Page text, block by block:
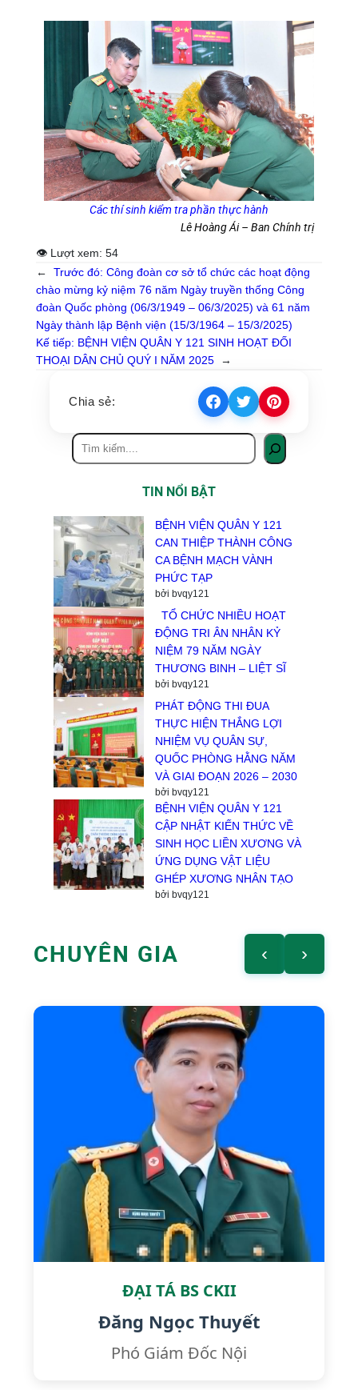
Các thí sinh kiểm tra phần thực hành
Lê Hoàng Ái – Ban Chính trị
👁 Lượt xem: 54
←
Trước đó: Công đoàn cơ sở tổ chức các hoạt động
chào mừng kỷ niệm 76 năm Ngày truyền thống Công
đoàn Quốc phòng (06/3/1949 – 06/3/2025) và 61 năm
Ngày thành lập Bệnh viện (15/3/1964 – 15/3/2025)
Kế tiếp: BỆNH VIỆN QUÂN Y 121 SINH HOẠT ĐỐI
THOẠI DÂN CHỦ QUÝ I NĂM 2025
→
Chia sẻ:
TIN NỔI BẬT
BỆNH VIỆN QUÂN Y 121
CAN THIỆP THÀNH CÔNG
CA BỆNH MẠCH VÀNH
PHỨC TẠP
bởi bvqy121
TỔ CHỨC NHIỀU HOẠT
ĐỘNG TRI ÂN NHÂN KỶ
NIỆM 79 NĂM NGÀY
THƯƠNG BINH – LIỆT SĨ
bởi bvqy121
PHÁT ĐỘNG THI ĐUA
THỰC HIỆN THẮNG LỢI
NHIỆM VỤ QUÂN SỰ,
QUỐC PHÒNG HẰNG NĂM
VÀ GIAI ĐOẠN 2026 – 2030
bởi bvqy121
BỆNH VIỆN QUÂN Y 121
CẬP NHẬT KIẾN THỨC VỀ
SINH HỌC LIỀN XƯƠNG VÀ
ỨNG DỤNG VẬT LIỆU
GHÉP XƯƠNG NHÂN TẠO
bởi bvqy121
CHUYÊN GIA ‹ ›
ĐẠI TÁ BS CKII
Đăng Ngọc Thuyết
Phó Giám Đốc Nội